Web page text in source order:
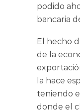
podido
bancaria
El hecho
de la
la hace
teniendo
donde el